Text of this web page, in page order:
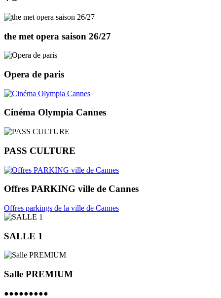
the met opera saison 26/27
Opera de paris
Cinéma Olympia Cannes
PASS CULTURE
Offres PARKING ville de Cannes
Offres parkings de la ville de Cannes
SALLE 1
Salle PREMIUM
●︎●︎●︎●︎●︎●︎●︎●︎●︎